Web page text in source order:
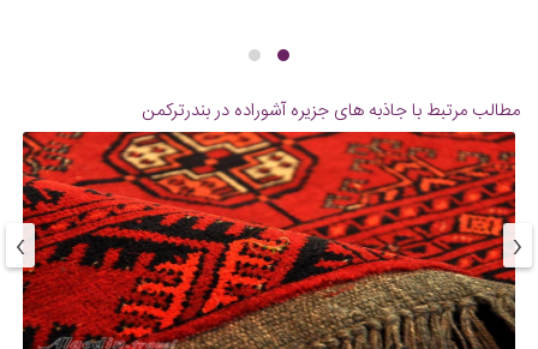
مطالب مرتبط با جاذبه های جزیره آشوراده در بندرترکمن
‹
›